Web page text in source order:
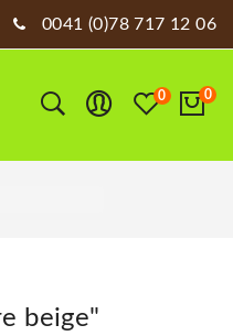
0041 (0)78 717 12 06
0 0
beige"